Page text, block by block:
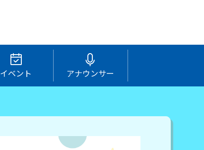
イベント アナウンサー